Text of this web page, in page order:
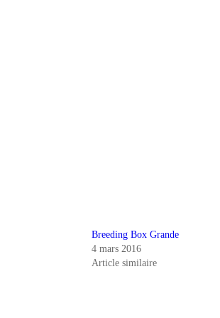
Breeding Box Grande
4 mars 2016
Article similaire